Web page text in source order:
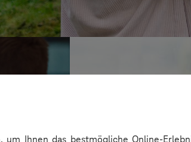
um Ihnen das bestmögliche Online-